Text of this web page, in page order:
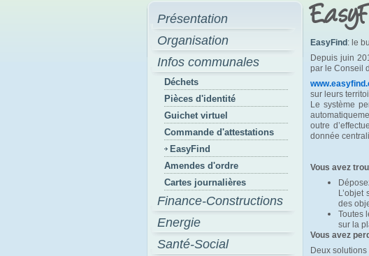
Présentation
Organisation
Infos communales
Déchets
Pièces d'identité
Guichet virtuel
Commande d'attestations
EasyFind
Amendes d'ordre
Cartes journalières
Finance-Constructions
Energie
Santé-Social
EasyFind : le
Depuis juin
par le Conseil
sur leurs
Le système
outre
donnée
Vous avez
des
Toutes
sur la
Vous avez
Deux solutions